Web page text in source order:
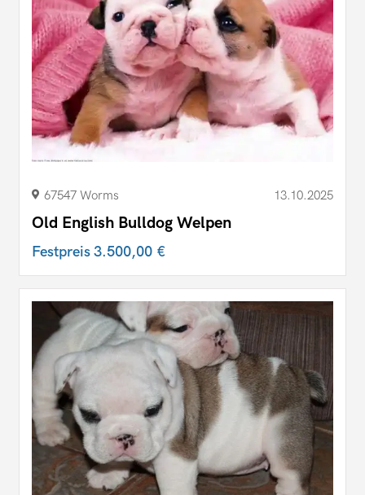
67547 Worms 13.10.2025
Old English Bulldog Welpen
Festpreis3.500,00 €